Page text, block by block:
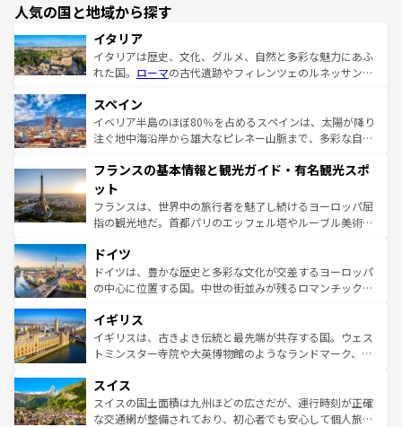
人気の国と地域から探す
イタリア
イタリアは歴史、文化、グルメ、自然と多彩な魅力にあふ
れた国。 ローマの古代遺跡やフィレンツェのルネッサンス
ろん、トスカーナの美しい田園風景やアマルフィ海岸の絶
景など、自然景観も見逃せない。観光の合間には、本場の
ピザやパスタなど、絶品のイタリア料理を堪能することも
ませてくれるイタリアで、忘れられない旅をしてみよう！
なお、新着のイタリア情報は
しい。
スペイン
イベリア半島のほぼ80％を占めるスペインは、太陽が降り
注ぐ地中海沿岸から雄大なピレネー山脈まで、多彩な自然
文化が根付くこの国では、情熱的なフラメンコ、熱気あふ
れる闘牛、そして美味しいタパスが生活の一部となってい
る。首都マドリードの洗練された雰囲気や、バルセロナの
アートに溢れた街角から、地方では古代ローマ遺跡や中世
せる。地方によって風土や気候が異なるスペインはその個
性で訪れる人を魅了する。 なお、新着のスペイン情報は コ
ンテンツ一覧を参照してほしい。
フランスの基本情報と観光ガイド・有名観光スポ
ット
フランスは、世界中の旅行者を魅了し続けるヨーロッパ屈
指の観光地だ。首都パリのエッフェル塔やルーブル美術館
で、幅広い魅力が詰まっている。華麗な宮殿、歴史的な大
聖堂、美しいビーチ、そして豊かな自然が、訪れる者を心
から魅了する。また、フランスは美食の国としても知ら
いる。シャンパンの発祥地であるランス、プロヴァンスの
香り高いラベンダー畑など、多彩な楽しみ方が可能だ。さ
らに、パリ以外の地域にも魅力が溢れており、どの街角に
れる地方に足を運ぶとそれぞれで全く異なる文化を体験で
きるだろう。 なお、新着のフランス情報はコンテンツ一覧
を参照してほしい。
ドイツ
ドイツは、豊かな歴史と多彩な文化が交差するヨーロッパ
の中心に位置する国。中世の街並みが残るロマンチック街
顔を持つこの国は、どこを歩いても飽きることがない。ベ
ルリンの文化的活気、バイエルン州のアルプスの絶景、そ
してライン川沿いのワイン畑といった風景は必見。ビール
は、お酒好きな人にはぜひ体験してほしい。 なお、新着の
ドイツ情報はコンテンツ一覧を参照してほしい。
イギリス
イギリスは、古きよき伝統と最先端が共存する国。ウェス
トミンスター寺院や大英博物館のようなランドマーク、歴
リアごとに異なる魅力がある。また、優雅なアフタヌーン
ティー、ビール好きにはたまらない英国パブ、サッカー観
戦など、本場だからこそできる体験も豊富。イギリスを旅
スイス
スイスの国土面積は九州ほどの広さだが、運行時刻が正確
な交通網が整備されており、初心者でも安心して個人旅行